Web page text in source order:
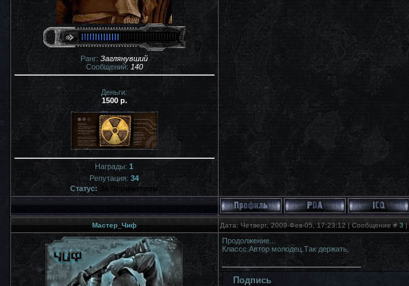
Ранг: Заглянувший
Сообщений: 140
Деньги:
1500 р.
Награды: 1
Репутация: 34
Статус: За Периметром
Мастер_Чиф Дата: Четверг, 2009-Фев-05, 17:23:12 | Сообщение # 3 |
Продолжение...
Классс.Автор молодец.Так держать.
Подпись